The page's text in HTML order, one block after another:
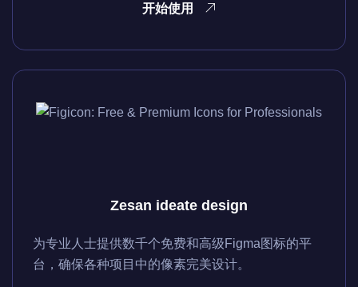
开始使用
Zesan ideate design
为专业人士提供数千个免费和高级Figma图标的平
台，确保各种项目中的像素完美设计。